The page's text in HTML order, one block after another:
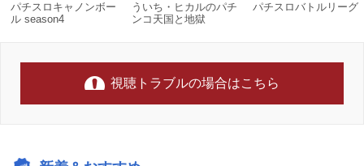
パチスロキャノンボー
ル season4
ういち・ヒカルのパチ
ンコ天国と地獄
パチスロバトルリーグ
視聴トラブルの場合はこちら